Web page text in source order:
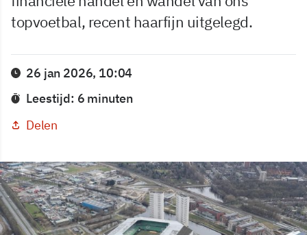
topvoetbal, recent haarfijn uitgelegd.
26 jan 2026, 10:04
Leestijd: 6 minuten
Delen